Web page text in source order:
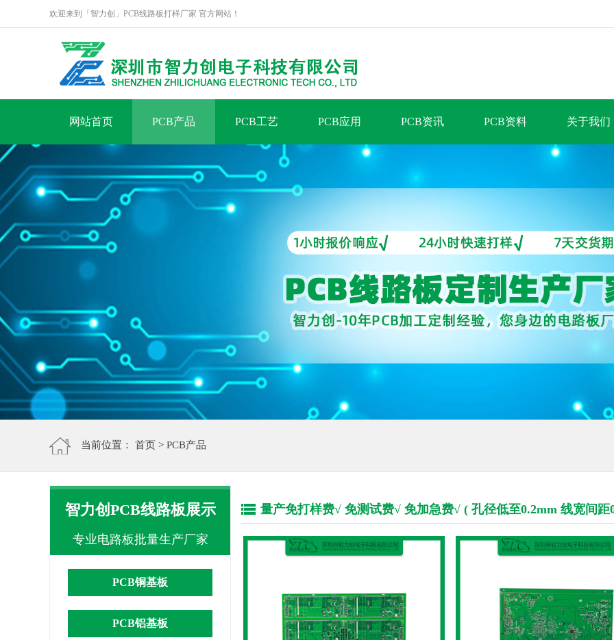
欢迎来到「智力创」PCB线路板打样厂家 官方网站！
网站首页 PCB产品 PCB工艺 PCB应用 PCB资讯 PCB资料 关于我们
当前位置： 首页 > PCB产品
智力创PCB线路板展示
专业电路板批量生产厂家
PCB铜基板
PCB铝基板
量产免打样费√ 免测试费√ 免加急费√ ( 孔径低至0.2mm 线宽间距